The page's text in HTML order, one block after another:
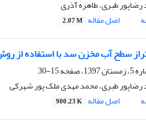
طبری، طاهره آذری
اصل مقاله 2.07 M
سطح آب مخزن سد با استفاده از
15-30
طبری، محمد مهدی ملک پور شهرکی
اصل مقاله 900.23 K